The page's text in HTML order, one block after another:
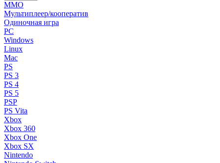
MMO
Мультиплеер/кооператив
Одиночная игра
PC
Windows
Linux
Mac
PS
PS 3
PS 4
PS 5
PSP
PS Vita
Xbox
Xbox 360
Xbox One
Xbox SX
Nintendo